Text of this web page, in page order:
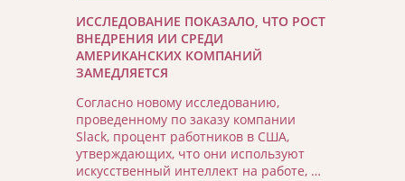
ИССЛЕДОВАНИЕ ПОКАЗАЛО, ЧТО РОСТ
ВНЕДРЕНИЯ ИИ СРЕДИ
АМЕРИКАНСКИХ КОМПАНИЙ
ЗАМЕДЛЯЕТСЯ
Согласно новому исследованию,
проведенному по заказу компании
Slack, процент работников в США,
утверждающих, что они используют
искусственный интеллект на работе, …